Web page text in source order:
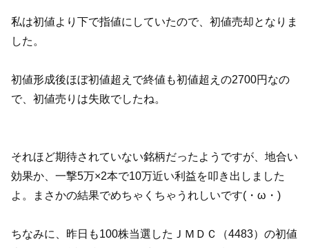
私は初値より下で指値にしていたので、初値売却となりま
した。
初値形成後ほぼ初値超えで終値も初値超えの2700円なの
で、初値売りは失敗でしたね。
それほど期待されていない銘柄だったようですが、地合い
効果か、一撃5万×2本で10万近い利益を叩き出しました
よ。まさかの結果でめちゃくちゃうれしいです(・ω・)
ちなみに、昨日も100株当選したＪＭＤＣ（4483）の初値